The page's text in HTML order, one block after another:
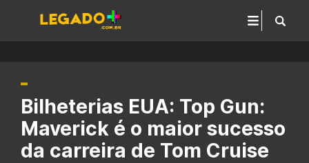
Bilheterias EUA: Top Gun:
Maverick é o maior sucesso
da carreira de Tom Cruise